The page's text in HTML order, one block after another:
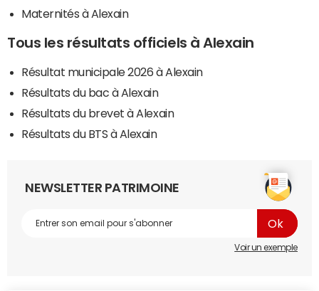
Maternités à Alexain
Tous les résultats officiels à Alexain
Résultat municipale 2026 à Alexain
Résultats du bac à Alexain
Résultats du brevet à Alexain
Résultats du BTS à Alexain
NEWSLETTER PATRIMOINE
Voir un exemple